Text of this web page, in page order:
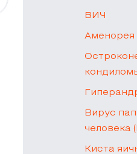
ВИЧ
Аменорея
Вирус
человека
Киста